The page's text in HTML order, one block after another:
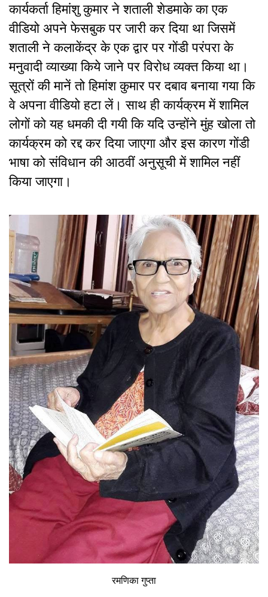
कार्यकर्ता हिमांशु कुमार ने शताली शेडमाके का एक
वीडियो अपने फेसबुक पर जारी कर दिया था जिसमें
शताली ने कलाकेंद्र के एक द्वार पर गोंडी परंपरा के
मनुवादी व्याख्या किये जाने पर विरोध व्यक्त किया था।
सूत्रों की मानें तो हिमांश कुमार पर दबाव बनाया गया कि
वे अपना वीडियो हटा लें। साथ ही कार्यक्रम में शामिल
लोगों को यह धमकी दी गयी कि यदि उन्होंने मुंह खोला तो
कार्यक्रम को रद्द कर दिया जाएगा और इस कारण गोंडी
भाषा को संविधान की आठवीं अनुसूची में शामिल नहीं
किया जाएगा।
रमणिका गुप्ता